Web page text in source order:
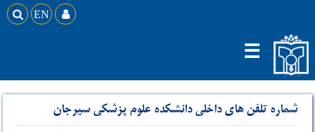
 EN 
☰
شماره تلفن های داخلی دانشکده علوم پزشکی سیرجان